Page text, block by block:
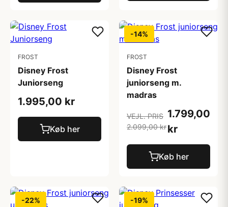
FROST
Disney Frost
Juniorseng
1.995,00 kr
Køb her
-14%
FROST
Disney Frost
juniorseng m.
madras
VEJL. PRIS
2.099,00 kr
1.799,00
kr
Køb her
-22% -19%